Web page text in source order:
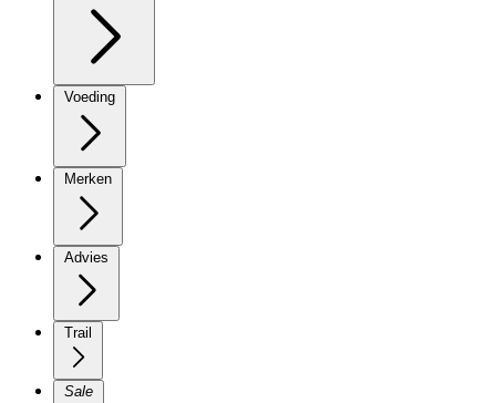
Voeding
Merken
Advies
Trail
Sale